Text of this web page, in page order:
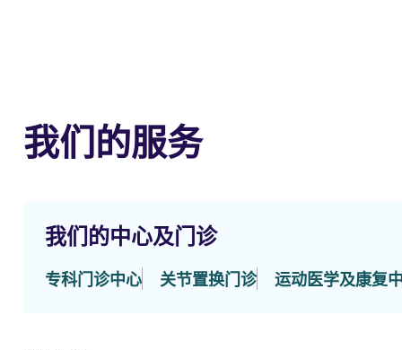
我们的服务
我们的中心及门诊
专科门诊中心 关节置换门诊 运动医学及康复